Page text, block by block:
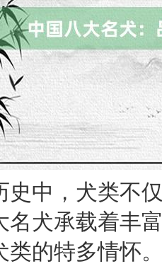
史中，犬类不
名犬承载着丰
类的特多情怀